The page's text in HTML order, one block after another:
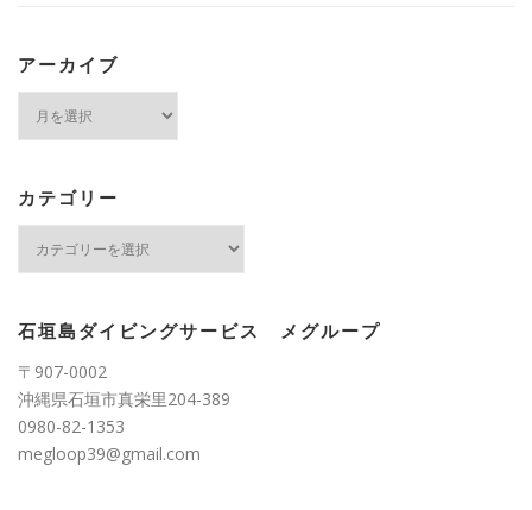
アーカイブ
ブ
カテゴリー
ー
石垣島ダイビングサービス メグループ
〒907-0002
沖縄県石垣市真栄里204-389
0980-82-1353
megloop39@gmail.com